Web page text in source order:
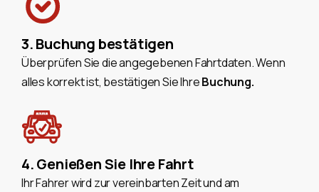
3. Buchung bestätigen
Überprüfen Sie die angegebenen Fahrtdaten. Wenn
alles korrekt ist, bestätigen Sie IhreBuchung.
4. Genießen Sie Ihre Fahrt
Ihr Fahrer wird zur vereinbarten Zeit und am